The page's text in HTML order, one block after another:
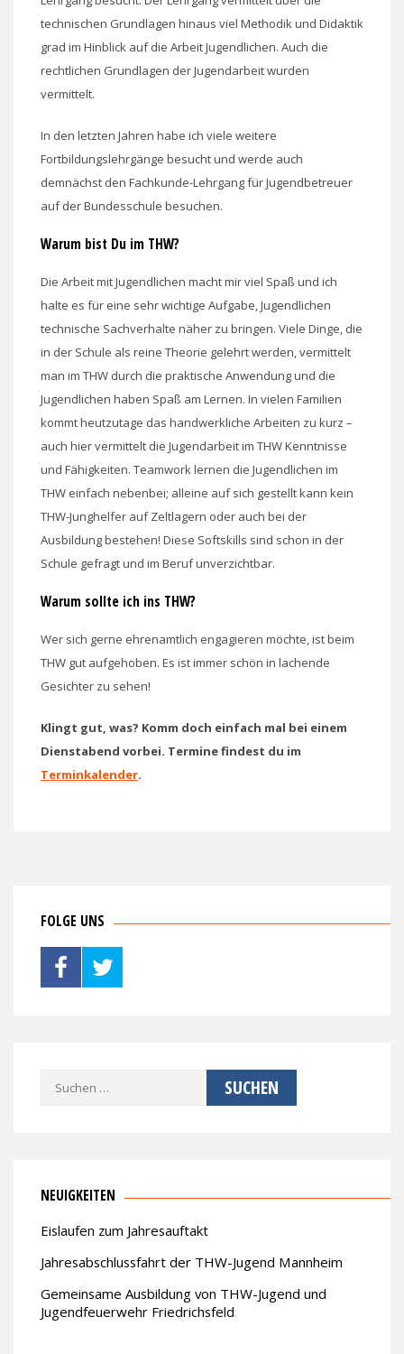
technischen Grundlagen hinaus viel Methodik und Didaktik
grad im Hinblick auf die Arbeit Jugendlichen. Auch die
rechtlichen Grundlagen der Jugendarbeit wurden
vermittelt.
In den letzten Jahren habe ich viele weitere
Fortbildungslehrgänge besucht und werde auch
demnächst den Fachkunde-Lehrgang für Jugendbetreuer
auf der Bundesschule besuchen.
Warum bist Du im THW?
Die Arbeit mit Jugendlichen macht mir viel Spaß und ich
halte es für eine sehr wichtige Aufgabe, Jugendlichen
technische Sachverhalte näher zu bringen. Viele Dinge, die
in der Schule als reine Theorie gelehrt werden, vermittelt
man im THW durch die praktische Anwendung und die
Jugendlichen haben Spaß am Lernen. In vielen Familien
kommt heutzutage das handwerkliche Arbeiten zu kurz –
auch hier vermittelt die Jugendarbeit im THW Kenntnisse
und Fähigkeiten. Teamwork lernen die Jugendlichen im
THW einfach nebenbei; alleine auf sich gestellt kann kein
THW-Junghelfer auf Zeltlagern oder auch bei der
Ausbildung bestehen! Diese Softskills sind schon in der
Schule gefragt und im Beruf unverzichtbar.
Warum sollte ich ins THW?
Wer sich gerne ehrenamtlich engagieren möchte, ist beim
THW gut aufgehoben. Es ist immer schön in lachende
Gesichter zu sehen!
Klingt gut, was? Komm doch einfach mal bei einem
Dienstabend vorbei. Termine findest du im
Terminkalender.
FOLGE UNS
Suche
NEUIGKEITEN
Eislaufen zum Jahresauftakt
Jahresabschlussfahrt der THW-Jugend Mannheim
Gemeinsame Ausbildung von THW-Jugend und
Jugendfeuerwehr Friedrichsfeld